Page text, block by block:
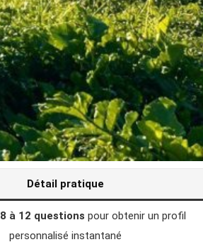
Détail pratique
8 à 12 questions pour obtenir un profil
personnalisé instantané